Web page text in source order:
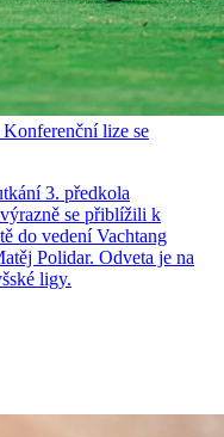
lize se
3. předkola
se přiblížili k
do vedení Vachtang
Polidar. Odveta je na
ligy.